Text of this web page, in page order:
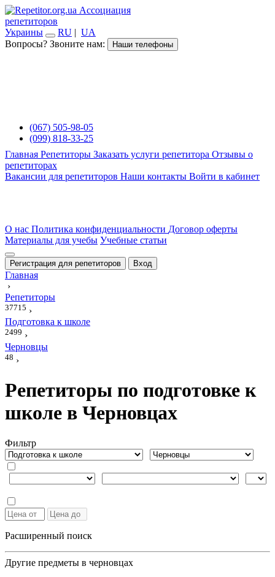
Ассоциация
репетиторов
Украины
RU | UA
Вопросы? Звоните нам:
Наши телефоны
(067) 505-98-05
(099) 818-33-25
Главная Репетиторы Заказать услуги репетитора Отзывы о
репетиторах
Вакансии для репетиторов Наши контакты Войти в кабинет
О нас Политика конфиденциальности Договор оферты
Материалы для учебы Учебные статьи
Регистрация для репетиторов Вход
Главная
›
Репетиторы
37715 ›
Подготовка к школе
2499 ›
Черновцы
48 ›
Репетиторы по подготовке к
школе в Черновцах
Фильтр
Расширенный поиск
Другие предметы в черновцах